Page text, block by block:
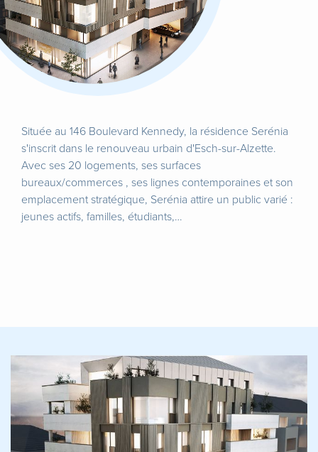
Située au 146 Boulevard Kennedy, la résidence Serénia
s'inscrit dans le renouveau urbain d'Esch-sur-Alzette.
Avec ses 20 logements, ses surfaces
bureaux/commerces , ses lignes contemporaines et son
emplacement stratégique, Serénia attire un public varié :
jeunes actifs, familles, étudiants,…